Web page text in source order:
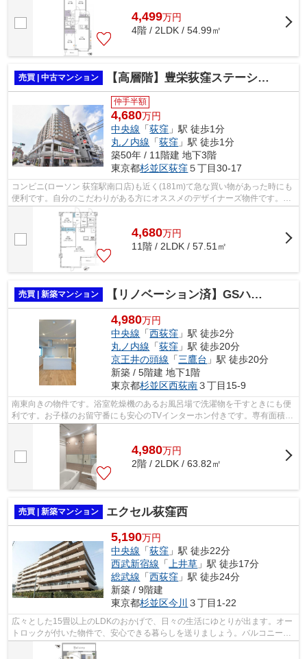
4,499万円
4階 / 2LDK / 54.99㎡
売買 | 中古マンション 【高層階】豊栄荻窪ステーションプラザ
仲手半額
4,680万円
中央線 「荻窪 」駅 徒歩1分
丸ノ内線 「荻窪 」駅 徒歩1分
築50年 / 11階建 地下3階
東京都杉並区荻窪５丁目30-17
コンビニ(ローソン 荻窪駅南口店)も近く(181m)て急な買い物があった時にも
便利です。自分のこだわりがある方にオススメのデザイナーズ物件です。駅
から徒歩1分の駅近物件です。マンシ...
4,680万円
11階 / 2LDK / 57.51㎡
売買 | 新築マンション 【リノベーション済】GSハイム西荻窪
4,980万円
中央線 「西荻窪 」駅 徒歩2分
丸ノ内線 「荻窪 」駅 徒歩20分
京王井の頭線 「三鷹台 」駅 徒歩20分
新築 / 5階建 地下1階
東京都杉並区西荻南３丁目15-9
南東向きの物件です。浴室乾燥機のあるお風呂場で洗濯物を干すときにも便
利です。お子様のお留守番にも安心のTVインターホン付きです。専有面積
63.82㎡でご家族と過ごすのにも問題のな...
4,980万円
2階 / 2LDK / 63.82㎡
売買 | 新築マンション エクセル荻窪西
5,190万円
中央線 「荻窪 」駅 徒歩22分
西武新宿線 「 上井草 」駅 徒歩17分
総武線 「西荻窪 」駅 徒歩24分
新築 / 9階建
東京都杉並区今川 ３丁目1-22
広々とした15畳以上のLDKのおかげで、日々の生活にゆとりが出ます。オー
トロックが付いた物件で、安心できる暮らしを送りましょう。バルコニーの
広さが8.92㎡の物件です。お引越しを検...